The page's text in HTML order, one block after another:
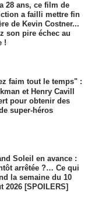
28 ans, ce film de
a failli mettre fin
de Kevin Costner...
son pire échec au
!
faim tout le temps" :
et Henry Cavill
pour obtenir des
super-héros
Soleil en avance :
arrêtée ?… Ce qui
la semaine du 10
2026 [SPOILERS]